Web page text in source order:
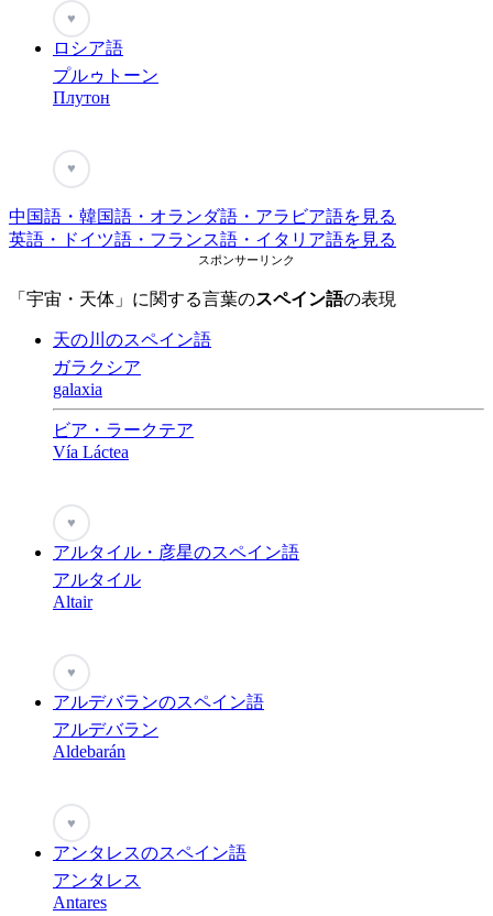
♥
ロシア語
プルゥトーン
Плутон
♥
中国語・韓国語・オランダ語・アラビア語を見る
英語・ドイツ語・フランス語・イタリア語を見る
スポンサーリンク
「宇宙・天体」に関する言葉のスペイン語の表現
天の川のスペイン語
ガラクシア
galaxia
ビア・ラークテア
Vía Láctea
♥
アルタイル・彦星のスペイン語
アルタイル
Altair
♥
アルデバランのスペイン語
アルデバラン
Aldebarán
♥
アンタレスのスペイン語
アンタレス
Antares